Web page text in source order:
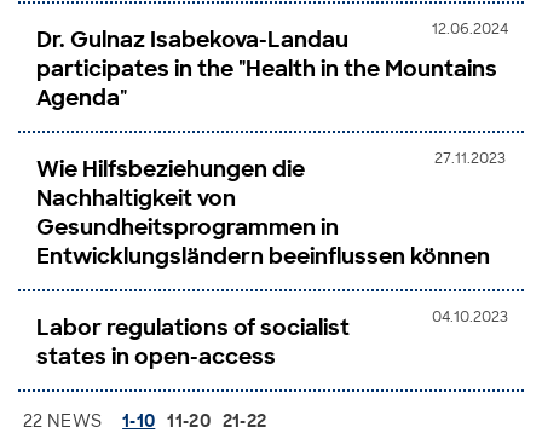
12.06.2024
Dr. Gulnaz Isabekova-Landau
participates in the "Health in the Mountains
Agenda"
27.11.2023
Wie Hilfsbeziehungen die
Nachhaltigkeit von
Gesundheitsprogrammen in
Entwicklungsländern beeinflussen können
04.10.2023
Labor regulations of socialist
states in open-access
22 NEWS 1-10 11-20 21-22